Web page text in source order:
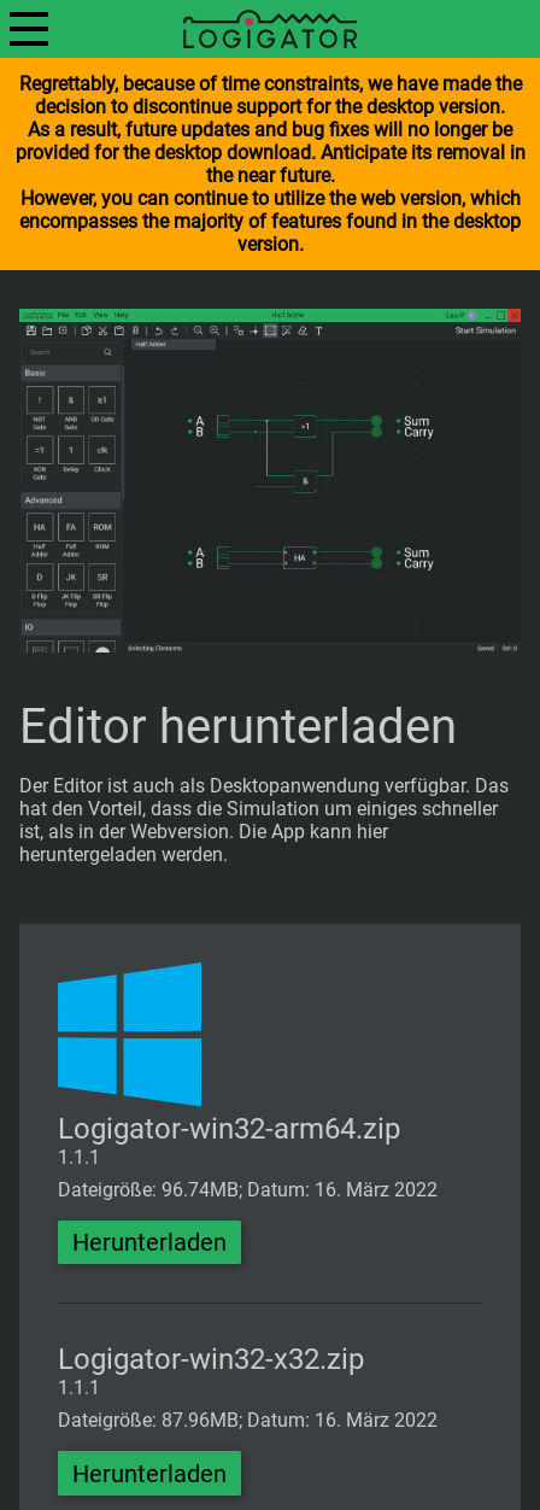
Regrettably, because of time constraints, we have made the
decision to discontinue support for the desktop version.
As a result, future updates and bug fixes will no longer be
provided for the desktop download. Anticipate its removal in
the near future.
However, you can continue to utilize the web version, which
encompasses the majority of features found in the desktop
version.
Editor herunterladen
Der Editor ist auch als Desktopanwendung verfügbar. Das
hat den Vorteil, dass die Simulation um einiges schneller
ist, als in der Webversion. Die App kann hier
heruntergeladen werden.
Logigator-win32-arm64.zip
1.1.1
Dateigröße: 96.74MB; Datum: 16. März 2022
Herunterladen
Logigator-win32-x32.zip
1.1.1
Dateigröße: 87.96MB; Datum: 16. März 2022
Herunterladen